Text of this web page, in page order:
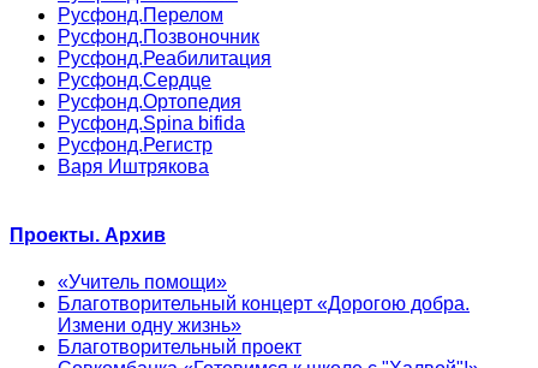
Русфонд.Перелом
Русфонд.Позвоночник
Русфонд.Реабилитация
Русфонд.Сердце
Русфонд.Ортопедия
Русфонд.Spina bifida
Русфонд.Регистр
Варя Иштрякова
Проекты. Архив
«Учитель помощи»
Благотворительный концерт «Дорогою добра.
Измени одну жизнь»
Благотворительный проект